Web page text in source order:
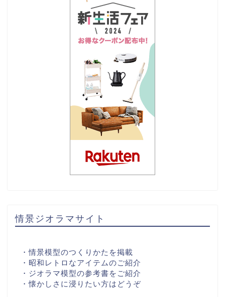
情景ジオラマサイト
・情景模型のつくりかたを掲載
・昭和レトロなアイテムのご紹介
・ジオラマ模型の参考書をご紹介
・懐かしさに浸りたい方はどうぞ